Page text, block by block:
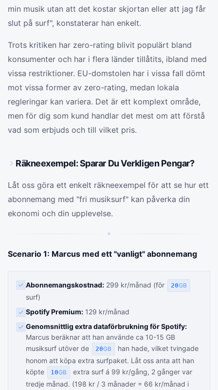
min musik utan att det kostar skjortan eller att jag får
slut på surf", konstaterar han enkelt.
Trots kritiken har zero-rating blivit populärt bland
konsumenter och har i flera länder tillåtits, ibland med
vissa restriktioner. EU-domstolen har i vissa fall dömt
mot vissa former av zero-rating, medan lokala
regleringar kan variera. Det är ett komplext område,
men för dig som kund handlar det mest om att förstå
vad som erbjuds och till vilket pris.
Räkneexempel: Sparar Du Verkligen Pengar?
Låt oss göra ett enkelt räkneexempel för att se hur ett
abonnemang med "fri musiksurf" kan påverka din
ekonomi och din upplevelse.
Scenario 1: Marcus med ett "vanligt" abonnemang
Abonnemangskostnad: 299 kr/månad (för 20GB
surf)
Spotify Premium: 129 kr/månad
Genomsnittlig extra dataförbrukning för Spotify:
Marcus beräknar att han använde ca 10-15 GB
musiksurf utöver de
20GB
han hade, vilket tvingade
honom att köpa extra surfpaket. Låt oss anta att han
köpte
10GB
extra surf á 99 kr/gång, 2 gånger var
tredje månad. (198 kr / 3 månader = 66 kr/månad i